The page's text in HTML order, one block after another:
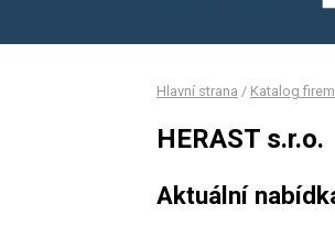
Hlavní strana / Katalog firem
HERAST s.r.o.
Aktuální